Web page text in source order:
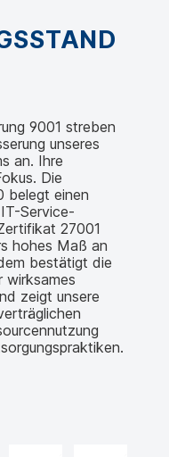
9001 streben
unseres
an. Ihre
Die
belegt einen
Service-
27001
hohes Maß an
bestätigt die
wirksames
zeigt unsere